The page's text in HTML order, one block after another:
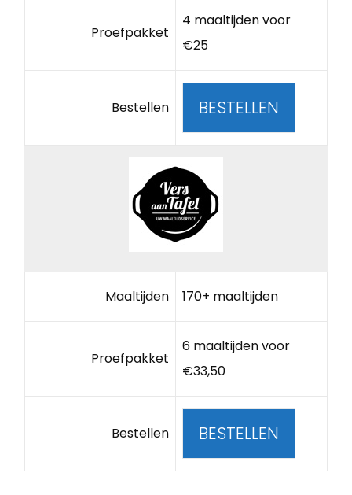
Proefpakket
4 maaltijden voor
€25
Bestellen BESTELLEN
Maaltijden 170+ maaltijden
Proefpakket
6 maaltijden voor
€33,50
Bestellen BESTELLEN